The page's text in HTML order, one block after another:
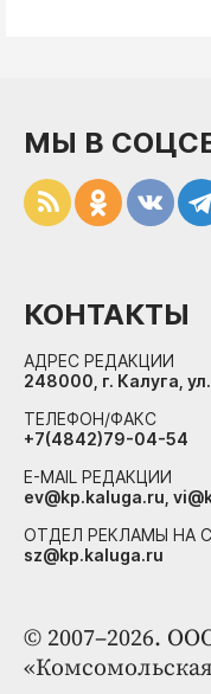
© 2007–2026.
МЫ В
КОНТАКТЫ
АДРЕС РЕДАКЦИИ
248000, г. Калуга,
ТЕЛЕФОН/ФАКС
+7(4842)79-04-54
E-MAIL РЕДАКЦИИ
ev@kp.kaluga.ru,
ОТДЕЛ РЕКЛАМЫ НА
sz@kp.kaluga.ru